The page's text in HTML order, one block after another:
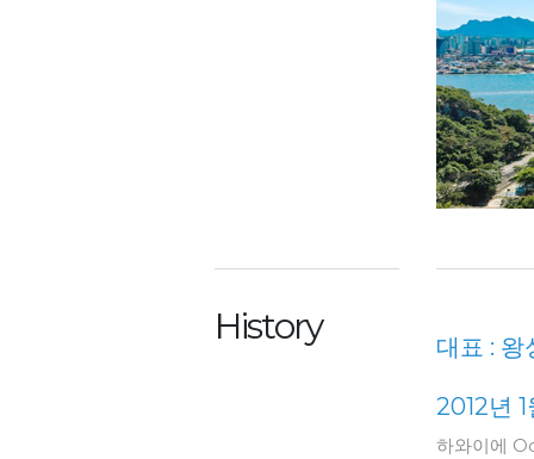
History 대표 : 왕
2012년 1
하와이에